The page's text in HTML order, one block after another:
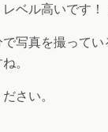
ベル高いです！
写真を撮って
。
さい。